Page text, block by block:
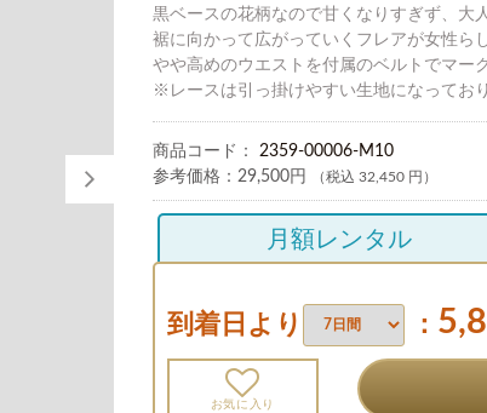
黒ベースの花柄なので甘くなりすぎず、大
裾に向かって広がっていくフレアが女性ら
やや高めのウエストを付属のベルトでマー
※レースは引っ掛けやすい生地になってお
商品コード： 2359-00006-M10
参考価格： 29,500円 （税込 32,450 円）
月額レンタル
到着日より ：
お気に入り